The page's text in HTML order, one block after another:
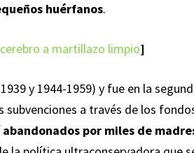
huérfanos.
a martillazo limpio]
y 1944-1959) y fue en la
a través de los
por miles de